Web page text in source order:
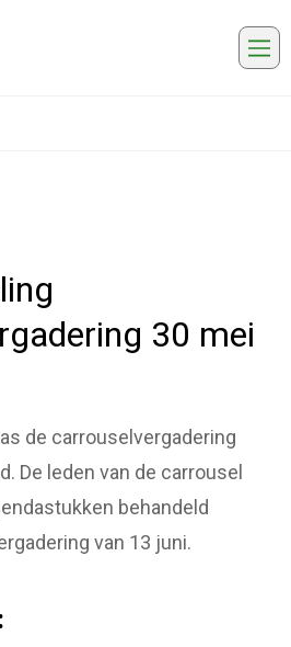
30 mei
de carrouselvergadering
De leden van de carrousel
behandeld
van 13 juni.